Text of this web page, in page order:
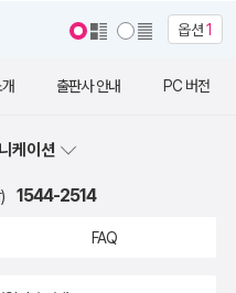
옵션1
출판사 안내 PC 버전
케이션
1544-2514
FAQ